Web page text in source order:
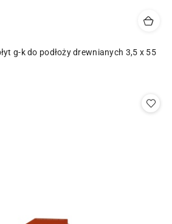
g-k do podłoży drewnianych 3,5 x 55